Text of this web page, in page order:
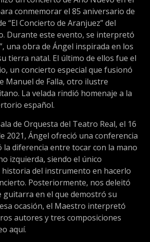
conmemorar el 85 aniversario de
“El Concierto de Aranjuez” del
Durante este evento, se interpretó
una obra de Ángel inspirada en los
tierra natal. El último de ellos fue el
un concierto especial que fusionó
Manuel de Falla, otro ilustre
La velada rindió homenaje a la
español.
de Orquesta del Teatro Real, el 16
2021, Ángel ofreció una conferencia
la diferencia entre tocar con la mano
izquierda, siendo el único
del instrumento en hacerlo
Posteriormente, nos deleitó
guitarra en el que demostró su
ocasión, el Maestro interpretó
autores y tres composiciones
aquí.